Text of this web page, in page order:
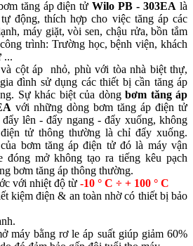
tăng áp điện tử Wilo PB - 303EAlà
động, thích hợp cho việc tăng áp các
máy giặt, vòi sen, chậu rửa, bồn tắm
trình: Trường học, bệnh viện, khách
...
cột áp nhỏ, phù với tòa nhà biệt thự,
đình sử dụng các thiết bị cần tăng áp
Sự khác biệt của dòngbơm tăng áp
với những dòng bơm tăng áp điện tử
lên - đẩy ngang - đẩy xuống, không
tử thông thường là chỉ đẩy xuống.
bơm tăng áp điện tử đó là máy vận
đóng mở không tạo ra tiếng kêu pạch
bơm tăng áp thông thường.
với nhiệt độ từ -10 ° C ÷ + 100 ° C
kiệm điện & an toàn nhờ có thiết bị bảo
máy bằng rơ le áp suất giúp giảm 60%